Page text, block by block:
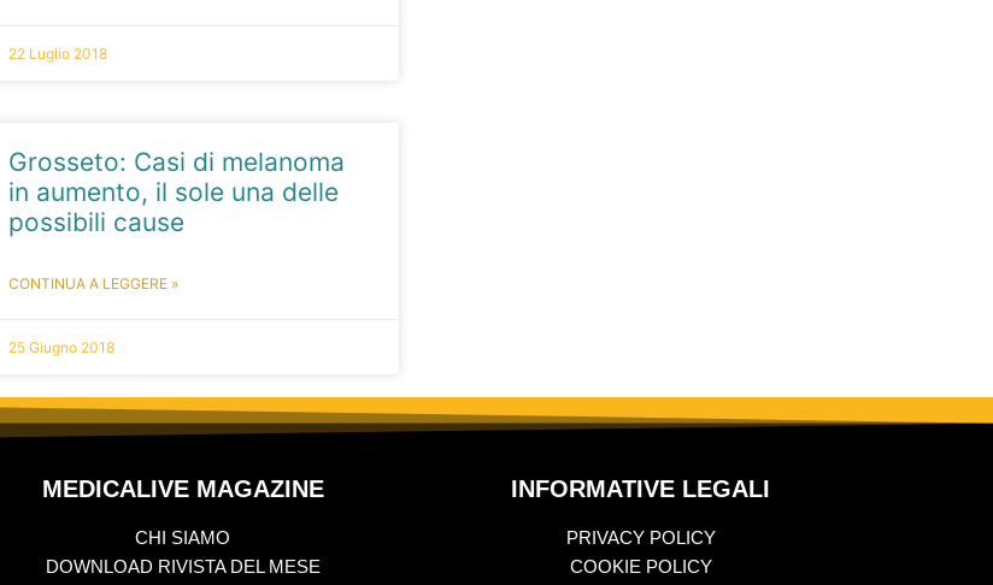
22 Luglio 2018
Grosseto: Casi di melanoma
in aumento, il sole una delle
possibili cause
CONTINUA A LEGGERE »
25 Giugno 2018
MEDICALIVE MAGAZINE
CHI SIAMO
DOWNLOAD RIVISTA DEL MESE
INFORMATIVE LEGALI
PRIVACY POLICY
COOKIE POLICY